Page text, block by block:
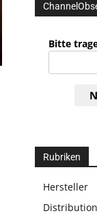
Bitte
Rubriken
Hersteller
Distribution